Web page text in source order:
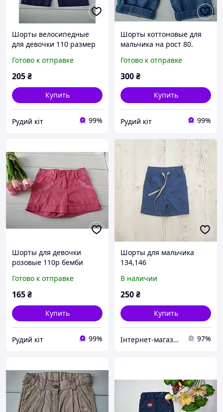
Шорты велосипедные
для девочки 110 размер
Готово к отправке
205₴
Купить
Рудий кіт 99%
Шорты коттоновые для
мальчика на рост 80.
Готово к отправке
300₴
Купить
Рудий кіт 99%
Шорты для девочки
розовые 110р бемби
Готово к отправке
165₴
Купить
Рудий кіт 99%
Шорты для мальчика
134,146
В наличии
250₴
Купить
Інтернет-магазин дитячого одягу "О-Detki" 97%